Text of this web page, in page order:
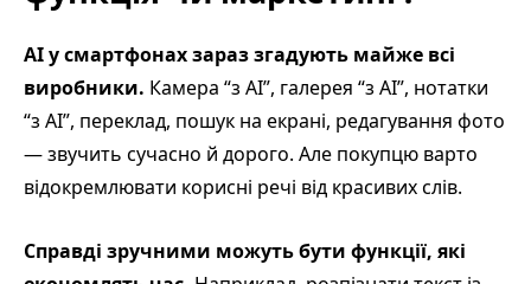
AI у смартфонах зараз згадують майже всі
виробники. Камера “з AI”, галерея “з AI”, нотатки
“з AI”, переклад, пошук на екрані, редагування фото
— звучить сучасно й дорого. Але покупцю варто
відокремлювати корисні речі від красивих слів.
Справді зручними можуть бути функції, які